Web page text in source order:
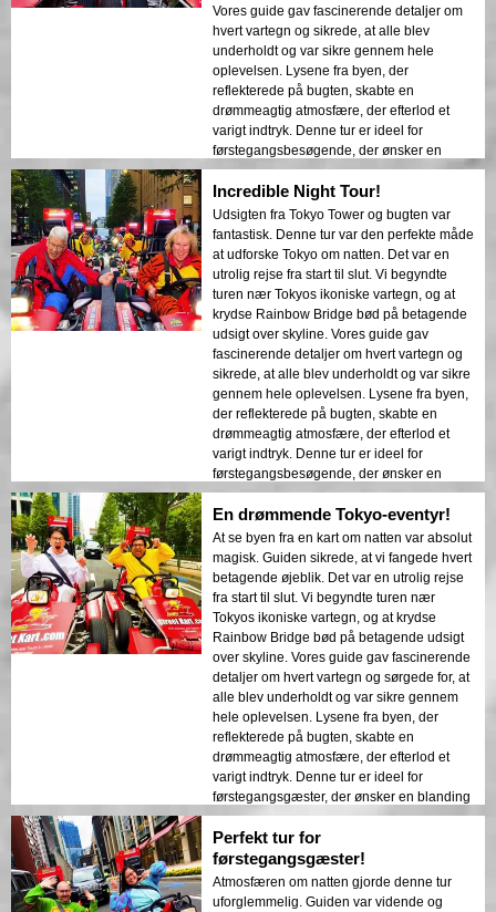
Vores guide gav fascinerende detaljer om
hvert vartegn og sikrede, at alle blev
underholdt og var sikre gennem hele
oplevelsen. Lysene fra byen, der
reflekterede på bugten, skabte en
drømmeagtig atmosfære, der efterlod et
varigt indtryk. Denne tur er ideel for
førstegangsbesøgende, der ønsker en
blanding af eventyr og sightseeing.
Kontrasten mellem Tokyos moderne
bygninger og historiske områder blev
smukt præsenteret i natlysene. Jeg vil
varmt anbefale denne tur til alle!
Incredible Night Tour!
Udsigten fra Tokyo Tower og bugten var
fantastisk. Denne tur var den perfekte måde
at udforske Tokyo om natten. Det var en
utrolig rejse fra start til slut. Vi begyndte
turen nær Tokyos ikoniske vartegn, og at
krydse Rainbow Bridge bød på betagende
udsigt over skyline. Vores guide gav
fascinerende detaljer om hvert vartegn og
sikrede, at alle blev underholdt og var sikre
gennem hele oplevelsen. Lysene fra byen,
der reflekterede på bugten, skabte en
drømmeagtig atmosfære, der efterlod et
varigt indtryk. Denne tur er ideel for
førstegangsbesøgende, der ønsker en
blanding af eventyr og sightseeing.
Kontrasten mellem Tokyos moderne
bygninger og historiske områder blev
smukt præsenteret i natlysene. Jeg vil
varmt anbefale denne tur til alle!
En drømmende Tokyo-eventyr!
At se byen fra en kart om natten var absolut
magisk. Guiden sikrede, at vi fangede hvert
betagende øjeblik. Det var en utrolig rejse
fra start til slut. Vi begyndte turen nær
Tokyos ikoniske vartegn, og at krydse
Rainbow Bridge bød på betagende udsigt
over skyline. Vores guide gav fascinerende
detaljer om hvert vartegn og sørgede for, at
alle blev underholdt og var sikre gennem
hele oplevelsen. Lysene fra byen, der
reflekterede på bugten, skabte en
drømmeagtig atmosfære, der efterlod et
varigt indtryk. Denne tur er ideel for
førstegangsgæster, der ønsker en blanding
af eventyr og sightseeing. Kontrasten
mellem Tokyos moderne bygninger og
historiske områder blev smukt præsenteret
i natlysene. Jeg vil varmt anbefale denne
tur til alle!
Perfekt tur for
førstegangsgæster!
Atmosfæren om natten gjorde denne tur
uforglemmelig. Guiden var vidende og